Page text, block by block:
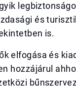
és
is.
elfogása és
hozzájárul